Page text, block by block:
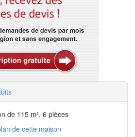
de 115 m², 6 pièces
de cette maison